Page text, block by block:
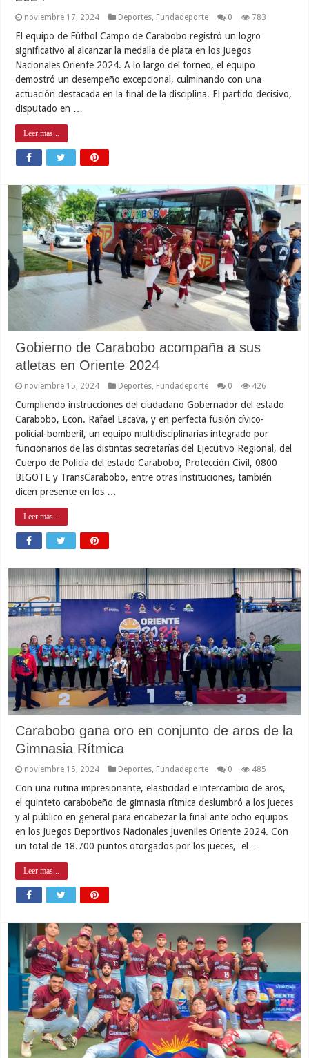
noviembre 17, 2024 Deportes, Fundadeporte 0 783
El equipo de Fútbol Campo de Carabobo registró un logro
significativo al alcanzar la medalla de plata en los Juegos
Nacionales Oriente 2024. A lo largo del torneo, el equipo
demostró un desempeño excepcional, culminando con una
actuación destacada en la final de la disciplina. El partido decisivo,
disputado en …
Leer mas...
Gobierno de Carabobo acompaña a sus
atletas en Oriente 2024
noviembre 15, 2024 Deportes, Fundadeporte 0 426
Cumpliendo instrucciones del ciudadano Gobernador del estado
Carabobo, Econ. Rafael Lacava, y en perfecta fusión cívico-
policial-bomberil, un equipo multidisciplinarias integrado por
funcionarios de las distintas secretarías del Ejecutivo Regional, del
Cuerpo de Policía del estado Carabobo, Protección Civil, 0800
BIGOTE y TransCarabobo, entre otras instituciones, también
dicen presente en los …
Leer mas...
Carabobo gana oro en conjunto de aros de la
Gimnasia Rítmica
noviembre 15, 2024 Deportes Fundadeporte 0 485
Con una rutina impresionante, elasticidad e intercambio de aros,
el quinteto carabobeño de gimnasia rítmica deslumbró a los jueces
y al público en general para encabezar la final ante ocho equipos
en los Juegos Deportivos Nacionales Juveniles Oriente 2024. Con
un total de 18.700 puntos otorgados por los jueces, el …
Leer mas...